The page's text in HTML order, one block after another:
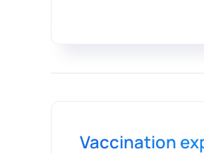
Vaccination